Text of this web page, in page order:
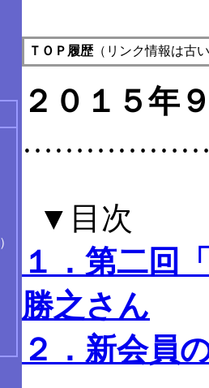
ＴＯＰ履歴（リンク情報は古
２０１５年
▼目次
１．第二回
勝之さん
２．新会員